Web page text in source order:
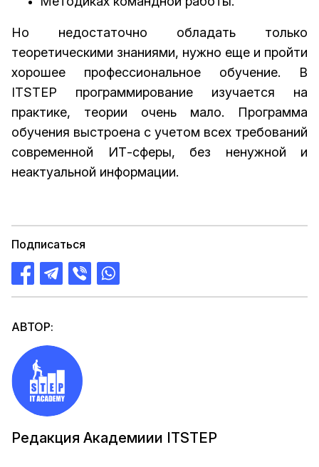
Но недостаточно обладать только
теоретическими знаниями, нужно еще и пройти
хорошее профессиональное обучение. В
ITSTEP программирование изучается на
практике, теории очень мало. Программа
обучения выстроена с учетом всех требований
современной ИТ-сферы, без ненужной и
неактуальной информации.
Подписаться
АВТОР:
Редакция Академиии ITSTEP